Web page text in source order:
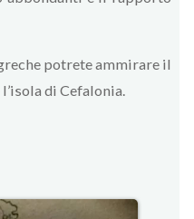
potrete ammirare il
di Cefalonia.